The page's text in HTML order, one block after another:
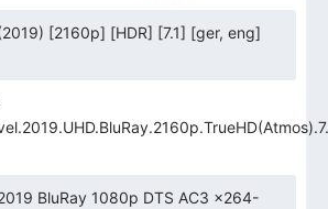
[2160p] [HDR] [7.1] [ger, eng]
BluRay 1080p DTS AC3 x264-